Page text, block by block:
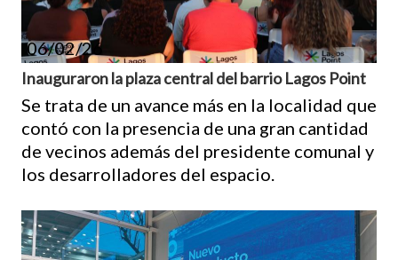
06/02/26
Inauguraron la plaza central del barrio Lagos Point
Se trata de un avance más en la localidad que
contó con la presencia de una gran cantidad
de vecinos además del presidente comunal y
los desarrolladores del espacio.